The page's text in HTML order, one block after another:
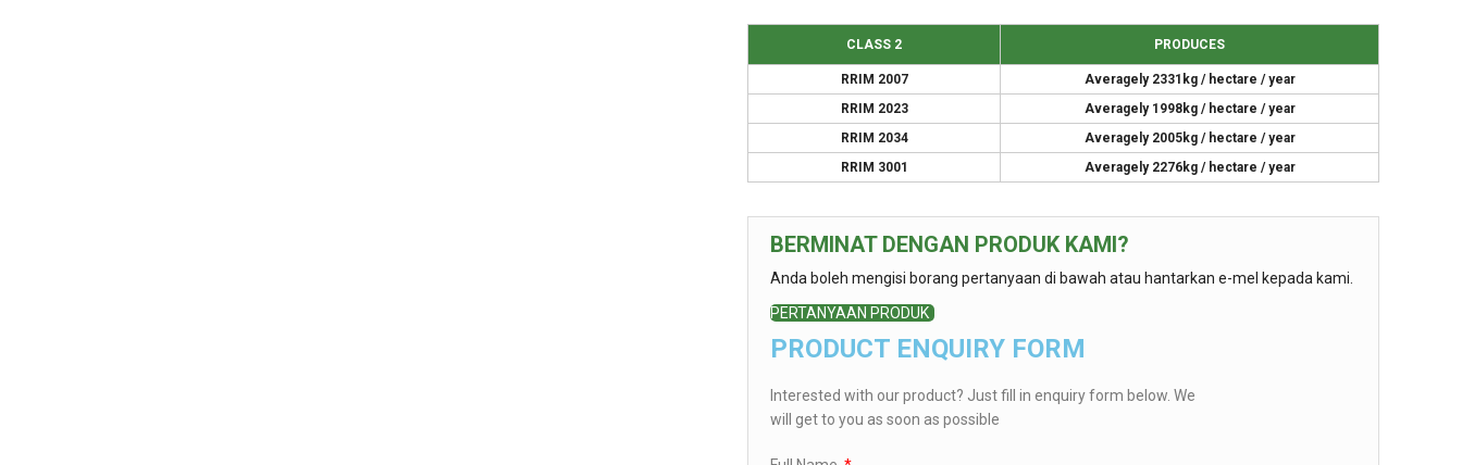
CLASS 2 PRODUCES
RRIM 2007
Averagely 2331kg / hectare / year
RRIM 2023
Averagely 1998kg / hectare / year
RRIM 2034
Averagely 2005kg / hectare / year
RRIM 3001
Averagely 2276kg / hectare / year
BERMINAT DENGAN PRODUK KAMI?
Anda boleh mengisi borang pertanyaan di bawah atau hantarkan e-mel kepada kami.
PERTANYAAN PRODUK
PRODUCT ENQUIRY FORM
Interested with our product? Just fill in enquiry form below. We
will get to you as soon as possible